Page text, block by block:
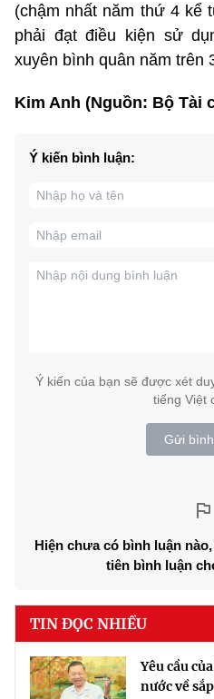
(chậm nhất năm thứ 4 kể
phải đạt điều kiện sử
xuyên bình quân năm trên
Kim Anh (Nguồn: Bộ Tài
Ý kiến bình luận:
Ý kiến của bạn sẽ được xét
tiếng Việt
Gửi
Hiện chưa có bình luận
tiên bình luận
TIN ĐỌC NHIỀU
Yêu cầu
nước về